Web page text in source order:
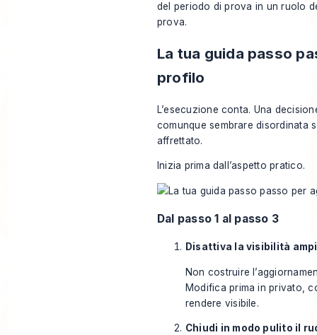
del periodo di prova in un ruolo
prova.
La tua guida passo
profilo
L’esecuzione conta. Una
comunque sembrare disordinata
affrettato.
Inizia prima dall’aspetto pratico.
Dal passo 1 al passo 3
Disattiva la visibilità
Non costruire
Modifica prima in privato,
rendere visibile.
Chiudi in modo pulito il